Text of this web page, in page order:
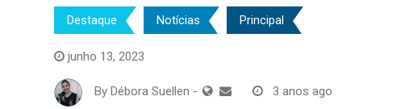
Destaque Notícias Principal
junho 13, 2023
By Débora Suellen - 3 anos ago